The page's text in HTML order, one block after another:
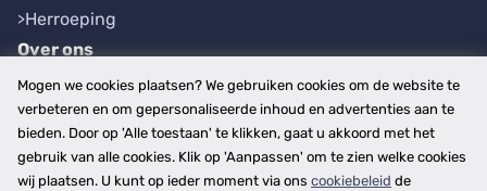
Herroeping
Over ons
Bedrijfsgegevens
Werkwijze
Overzichten
Plaatsen
Mogen we cookies plaatsen? We gebruiken cookies om de website te
verbeteren en om gepersonaliseerde inhoud en advertenties aan te
bieden. Door op 'Alle toestaan' te klikken, gaat u akkoord met het
gebruik van alle cookies. Klik op 'Aanpassen' om te zien welke cookies
wij plaatsen. U kunt op ieder moment via ons cookiebeleid de